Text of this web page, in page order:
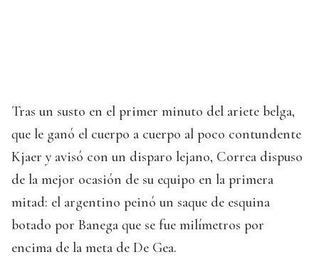
Tras un susto en el primer minuto del ariete belga,
que le ganó el cuerpo a cuerpo al poco contundente
Kjaer y avisó con un disparo lejano, Correa dispuso
de la mejor ocasión de su equipo en la primera
mitad: el argentino peinó un saque de esquina
botado por Banega que se fue milímetros por
encima de la meta de De Gea.